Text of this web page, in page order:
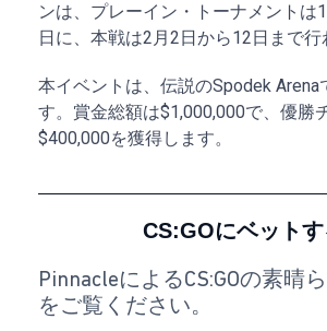
ンは、プレーイン・トーナメントは
日に、本戦は2月2日から12日まで行
本イベントは、伝説のSpodek Arena
す。賞金総額は$1,000,000で、優勝
$400,000を獲得します。
CS:GOにベットす
PinnacleによるCS:GOの素晴
をご覧ください。